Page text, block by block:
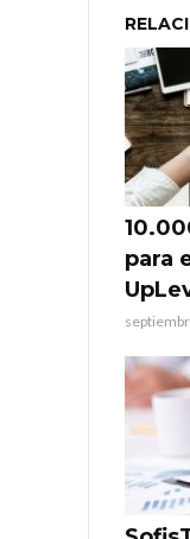
para